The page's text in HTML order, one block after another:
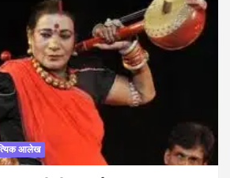
आलेख